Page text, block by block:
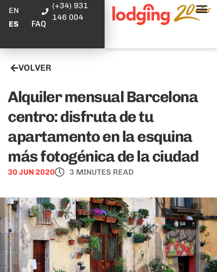
EN
ES
FAQ
(+34) 931
146 004
VOLVER
Alquiler mensual Barcelona
centro: disfruta de tu
apartamento en la esquina
más fotogénica de la ciudad
30 JUN 2020 3 MINUTES READ